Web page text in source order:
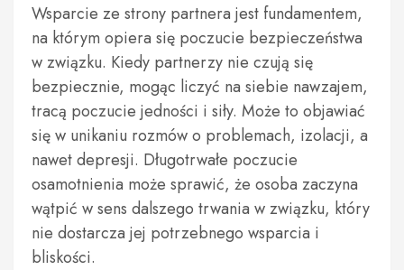
Wsparcie ze strony partnera jest fundamentem,
na którym opiera się poczucie bezpieczeństwa
w związku. Kiedy partnerzy nie czują się
bezpiecznie, mogąc liczyć na siebie nawzajem,
tracą poczucie jedności i siły. Może to objawiać
się w unikaniu rozmów o problemach, izolacji, a
nawet depresji. Długotrwałe poczucie
osamotnienia może sprawić, że osoba zaczyna
wątpić w sens dalszego trwania w związku, który
nie dostarcza jej potrzebnego wsparcia i
bliskości.